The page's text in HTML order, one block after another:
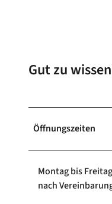
Gut zu wissen
Öffnungszeiten
Montag bis
nach